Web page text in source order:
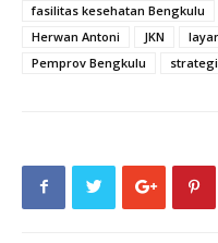
fasilitas kesehatan Bengkulu
Herwan Antoni
JKN
Pemprov Bengkulu
strategi